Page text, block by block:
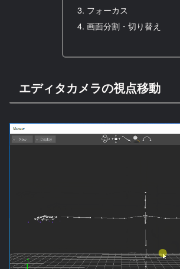
フォーカス
画面分割・切り替え
エディタカメラの視点移動